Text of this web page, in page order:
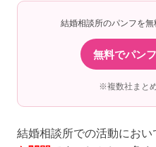
結婚相談所のパンフを
無料でパン
※複数社まと
結婚相談所での活動におい